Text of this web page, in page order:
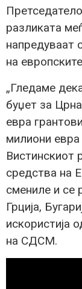
разликата
напредуваат
на
„Гледаме
буџет за
евра
милиони
Вистинскиот
средства на
смениле и се
Грција,
искористија
на СДСМ.